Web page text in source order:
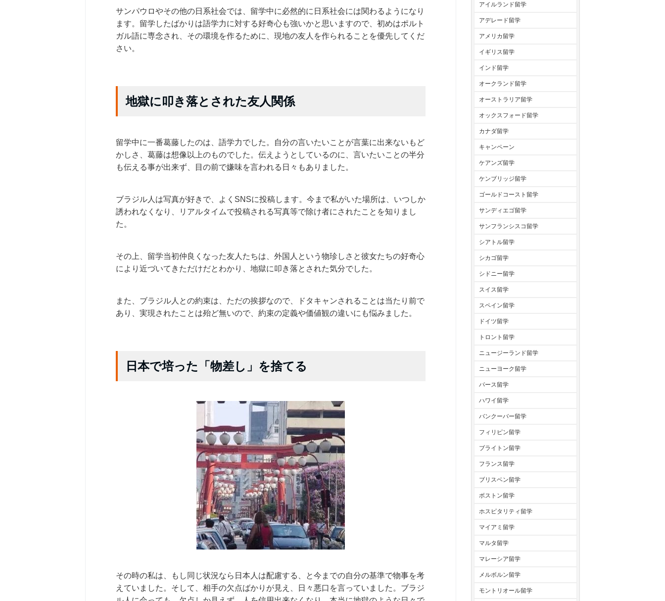
サンパウロやその他の日系社会では、留学中に必然的に日系社会には関わるようになり
ます。留学したばかりは語学力に対する好奇心も強いかと思いますので、初めはポルト
ガル語に専念され、その環境を作るために、現地の友人を作られることを優先してくだ
さい。
地獄に叩き落とされた友人関係
留学中に一番葛藤したのは、語学力でした。自分の言いたいことが言葉に出来ないもど
かしさ、葛藤は想像以上のものでした。伝えようとしているのに、言いたいことの半分
も伝える事が出来ず、目の前で嫌味を言われる日々もありました。
ブラジル人は写真が好きで、よくSNSに投稿します。今まで私がいた場所は、いつしか
誘われなくなり、リアルタイムで投稿される写真等で除け者にされたことを知りまし
た。
その上、留学当初仲良くなった友人たちは、外国人という物珍しさと彼女たちの好奇心
により近づいてきただけだとわかり、地獄に叩き落とされた気分でした。
また、ブラジル人との約束は、ただの挨拶なので、ドタキャンされることは当たり前で
あり、実現されたことは殆ど無いので、約束の定義や価値観の違いにも悩みました。
日本で培った「物差し」を捨てる
その時の私は、もし同じ状況なら日本人は配慮する、と今までの自分の基準で物事を考
えていました。そして、相手の欠点ばかりが見え、日々悪口を言っていました。ブラジ
アイルランド留学
アデレード留学
アメリカ留学
イギリス留学
インド留学
オークランド留学
オーストラリア留学
オックスフォード留学
カナダ留学
キャンペーン
ケアンズ留学
ケンブリッジ留学
ゴールドコースト留学
サンディエゴ留学
サンフランシスコ留学
シアトル留学
シカゴ留学
シドニー留学
スイス留学
スペイン留学
ドイツ留学
トロント留学
ニュージーランド留学
ニューヨーク留学
パース留学
ハワイ留学
バンクーバー留学
フィリピン留学
ブライトン留学
フランス留学
ブリスベン留学
ボストン留学
ホスピタリティ留学
マイアミ留学
マルタ留学
マレーシア留学
メルボルン留学
モントリオール留学